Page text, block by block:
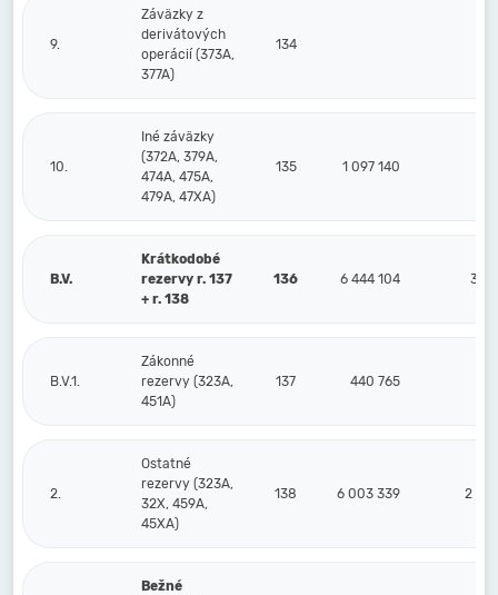
9.
Záväzky z
derivátových
operácií (373A,
377A)
134
10.
Iné záväzky
(372A, 379A,
474A, 475A,
479A, 47XA)
135 1 097 140
B.V.
Krátkodobé
rezervy r. 137
+ r. 138
136 6 444 104 3
B.V.1.
Zákonné
rezervy (323A,
451A)
137 440 765
2.
Ostatné
rezervy (323A,
32X, 459A,
45XA)
138 6 003 339 2
Bežné